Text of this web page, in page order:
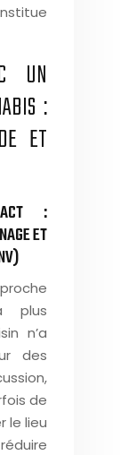
UN
:
ET
:
ET
plus
n’a
des
de
le lieu